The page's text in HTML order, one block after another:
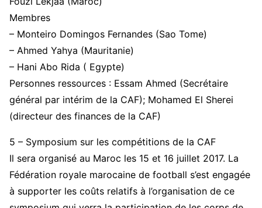
Membres
– Monteiro Domingos Fernandes (Sao Tome)
– Ahmed Yahya (Mauritanie)
– Hani Abo Rida ( Egypte)
Personnes ressources : Essam Ahmed (Secrétaire
général par intérim de la CAF); Mohamed El Sherei
(directeur des finances de la CAF)
5 – Symposium sur les compétitions de la CAF
Il sera organisé au Maroc les 15 et 16 juillet 2017. La
Fédération royale marocaine de football s’est engagée
à supporter les coûts relatifs à l’organisation de ce